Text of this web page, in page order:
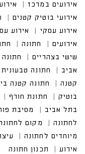
במרכז
אירוע חברה
אירועי בוטיק קטנים
אירוע עסקי בתל אביב
חתונה אינטימית בתל